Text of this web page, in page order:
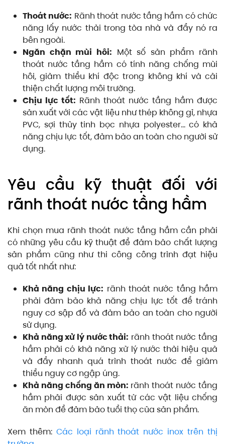
Thoát nước: Rãnh thoát nước tầng hầm có chức
năng lấy nước thải trong tòa nhà và đẩy nó ra
bên ngoài.
Ngăn chặn mùi hôi: Một số sản phẩm rãnh
thoát nước tầng hầm có tính năng chống mùi
hôi, giảm thiểu khí độc trong không khí và cải
thiện chất lượng môi trường.
Chịu lực tốt: Rãnh thoát nước tầng hầm được
sản xuất với các vật liệu như thép không gỉ, nhựa
PVC, sợi thủy tinh bọc nhựa polyester… có khả
năng chịu lực tốt, đảm bảo an toàn cho người sử
dụng.
Yêu cầu kỹ thuật đối với
rãnh thoát nước tầng hầm
Khi chọn mua rãnh thoát nước tầng hầm cần phải
có những yêu cầu kỹ thuật để đảm bảo chất lượng
sản phẩm cũng như thi công công trình đạt hiệu
quả tốt nhất như:
Khả năng chịu lực: rãnh thoát nước tầng hầm
phải đảm bảo khả năng chịu lực tốt để tránh
nguy cơ sập đổ và đảm bảo an toàn cho người
sử dụng.
Khả năng xử lý nước thải: rãnh thoát nước tầng
hầm phải có khả năng xử lý nước thải hiệu quả
và đẩy nhanh quá trình thoát nước để giảm
thiểu nguy cơ ngập úng.
Khả năng chống ăn mòn: rãnh thoát nước tầng
hầm phải được sản xuất từ các vật liệu chống
ăn mòn để đảm bảo tuổi thọ của sản phẩm.
Xem thêm: Các loại rãnh thoát nước inox trên thị